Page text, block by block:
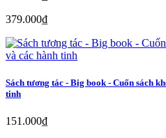
379.000₫
Sách tương tác - Big book - Cuốn sách
tinh
151.000₫